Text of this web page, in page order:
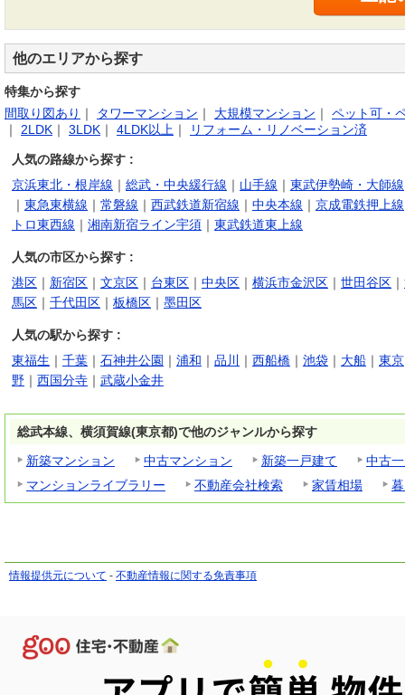
他のエリアから探す
特集から探す
間取り図あり ｜ タワーマンション ｜ 大規模マンション ｜ ペット可・
｜ 2LDK ｜ 3LDK ｜ 4LDK以上 ｜ リフォーム・リノベーション済
人気の路線から探す :
京浜東北・根岸線 ｜ 総武・中央緩行線 ｜ 山手線 ｜ 東武伊勢崎・大師線
｜ 東急東横線 ｜ 常磐線 ｜ 西武鉄道新宿線 ｜ 中央本線 ｜ 京成電鉄押上線
トロ東西線 ｜ 湘南新宿ライン宇須 ｜ 東武鉄道東上線
人気の市区から探す :
港区 ｜ 新宿区 ｜ 文京区 ｜ 台東区 ｜ 中央区 ｜ 横浜市金沢区 ｜ 世田谷区 ｜
馬区 ｜ 千代田区 ｜ 板橋区 ｜ 墨田区
人気の駅から探す :
東福生 ｜ 千葉 ｜ 石神井公園 ｜ 浦和 ｜ 品川 ｜ 西船橋 ｜ 池袋 ｜ 大船 ｜ 東京
野 ｜ 西国分寺 ｜ 武蔵小金井
総武本線、横須賀線(東京都)で他のジャンルから探す
新築マンション
中古マンション 新築一戸建て
中古
マンションライブラリー
不動産会社検索 家賃相場
情報提供元について - 不動産情報に関する免責事項